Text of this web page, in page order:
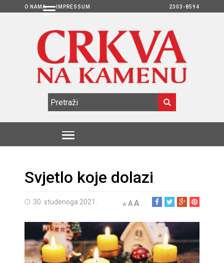
O NAMA IMPRESSUM 2303-8594
Svjetlo koje dolazi
30. studenoga 2021. A AA